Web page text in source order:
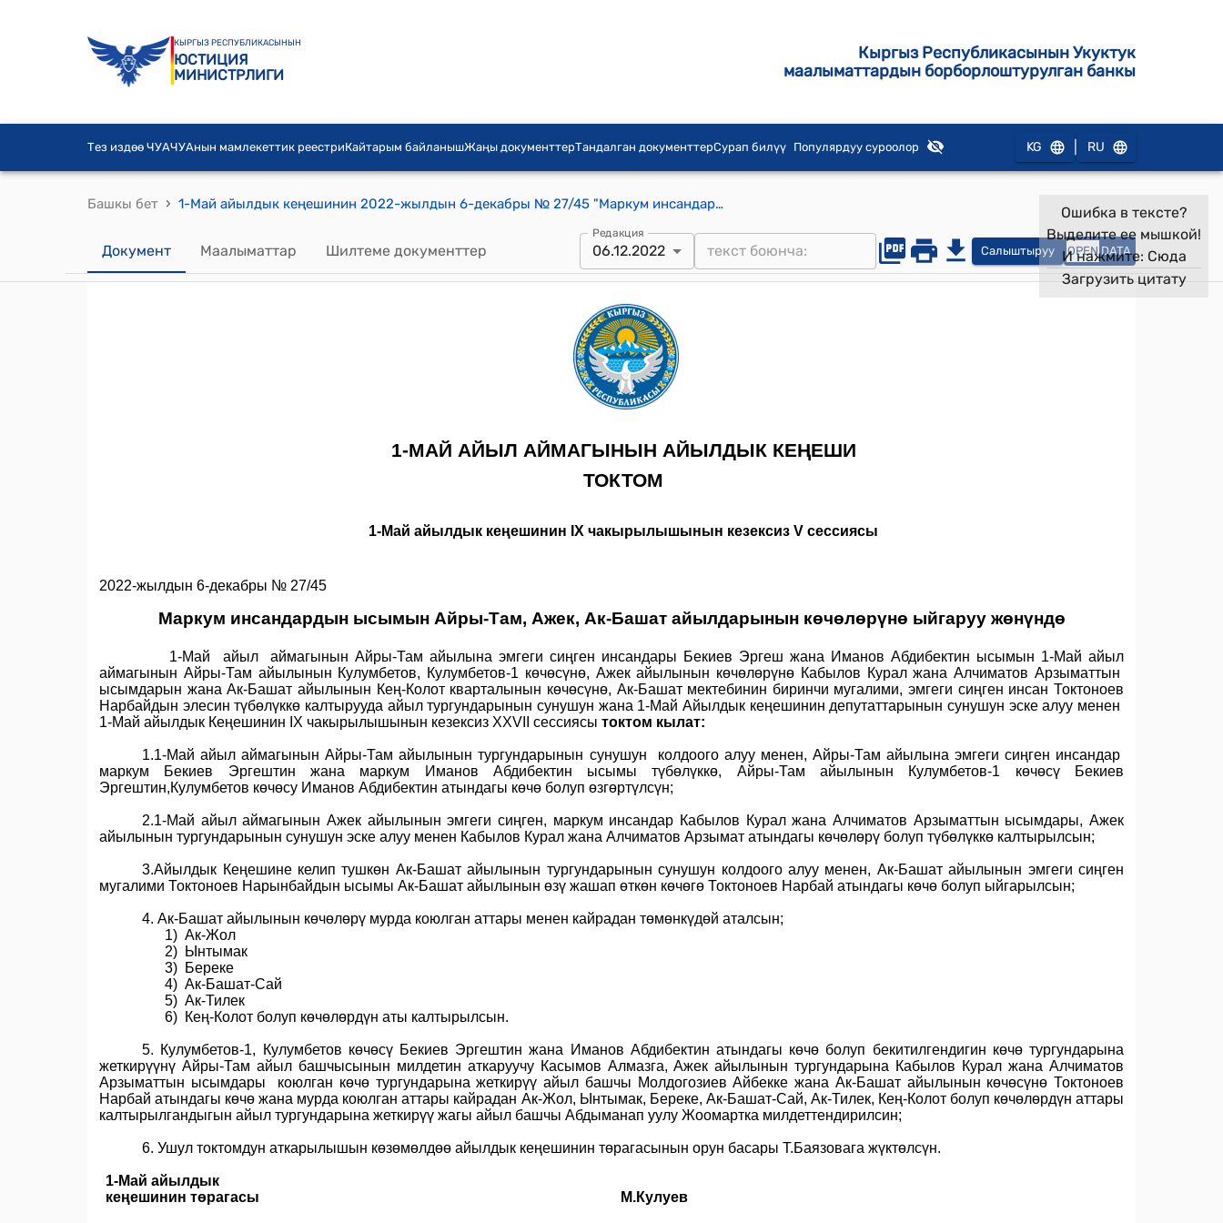
КЫРГЫЗ РЕСПУБЛИКАСЫНЫН
ЮСТИЦИЯ
МИНИСТРЛИГИ
Кыргыз Республикасынын Укуктук
маалыматтардын борборлоштурулган банкы
Тез издөө ЧУАЧУАнын мамлекеттик реестриКайтарым байланышЖаңы документтерТандалган документтерСурап билүү Популярдуу суроолор KG RU
Башкы бет › 1-Май айылдык кеңешинин 2022-жылдын 6-декабры № 27/45 "Маркум инсандардын ысымын Айры-Там, Ажек, Ак-Башат айылдарынын көчөлөрүнө ыйгаруу жөнүндө" токтому
Документ Маалыматтар Шилтеме документтер
Редакция
06.12.2022 Салыштыруу OPEN DATA
Ошибка в тексте?
Выделите ее мышкой!
И нажмите: Сюда
Загрузить цитату